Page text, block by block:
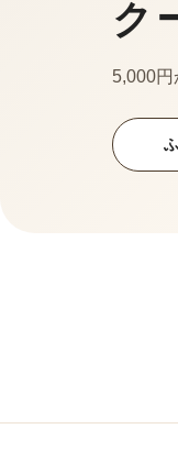
ク
5,000円